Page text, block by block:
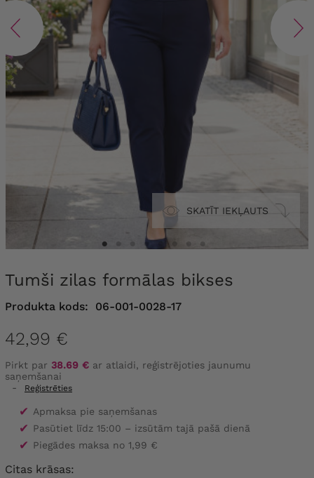
SKATĪT IEKĻAUTS
Tumši zilas formālas bikses
Produkta kods: 06-001-0028-17
42,99 €
Pirkt par 38.69 € ar atlaidi, reģistrējoties jaunumu
saņemšanai
-
Reģistrēties
✔ Apmaksa pie saņemšanas
✔ Pasūtiet līdz 15:00 – izsūtām tajā pašā dienā
✔ Piegādes maksa no 1,99 €
Citas krāsas: